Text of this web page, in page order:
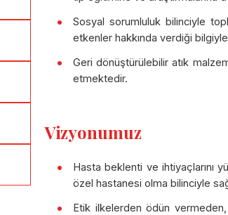
Sosyal sorumluluk bilinciyle
etkenler hakkında verdiği bilgiyle
Geri dönüştürülebilir atık
etmektedir.
Vizyonumuz
Hasta beklenti ve ihtiyaçlarını
özel hastanesi olma bilinciyle
Etik ilkelerden ödün vermeden,